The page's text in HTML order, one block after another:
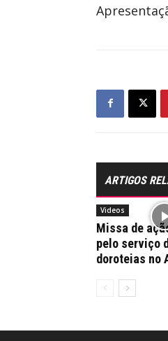
ARTIGOS
Videos
Missa de
pelo serviço
doroteias no